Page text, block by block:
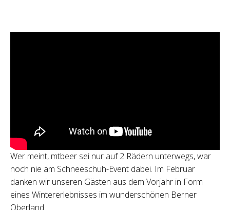
Wer meint, mtbeer sei nur auf 2 Rädern unterwegs, war
noch nie am Schneeschuh-Event dabei. Im Februar
danken wir unseren Gästen aus dem Vorjahr in Form
eines Wintererlebnisses im wunderschönen Berner
Oberland.